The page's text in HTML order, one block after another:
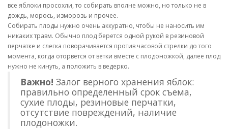
все яблоки просохли, то собирать вполне можно, но только не в
дождь, морось, изморозь и прочее.
Собирать плоды нужно очень аккуратно, чтобы не наносить им
никаких травм. Обычно плод берется одной рукой в резиновой
перчатке и слегка поворачивается против часовой стрелки до того
момента, когда оторвется от ветки вместе с плодоножкой, далее плод
нужно не кинуть, а положить в ведерко.
Важно! Залог верного хранения яблок:
правильно определенный срок съема,
сухие плоды, резиновые перчатки,
отсутствие повреждений, наличие
плодоножки.